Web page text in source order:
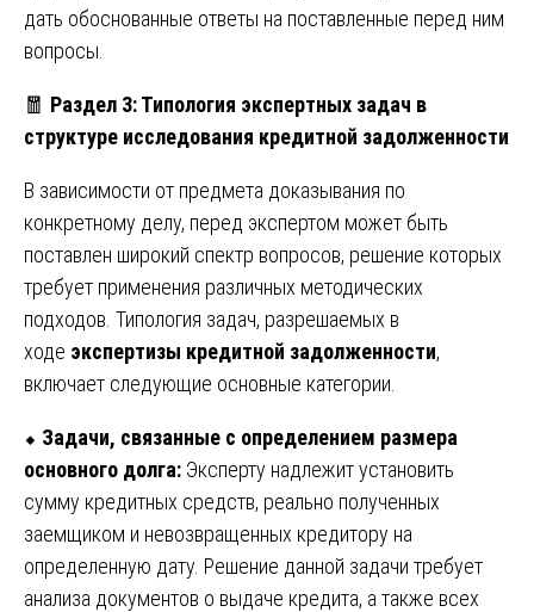
дать обоснованные ответы на поставленные перед ним
вопросы.
🧧 Раздел 3: Типология экспертных задач в
структуре исследования кредитной задолженности
В зависимости от предмета доказывания по
конкретному делу, перед экспертом может быть
поставлен широкий спектр вопросов, решение которых
требует применения различных методических
подходов. Типология задач, разрешаемых в
ходе экспертизы кредитной задолженности,
включает следующие основные категории.
⬥ Задачи, связанные с определением размера
основного долга: Эксперту надлежит установить
сумму кредитных средств, реально полученных
заемщиком и невозвращенных кредитору на
определенную дату. Решение данной задачи требует
анализа документов о выдаче кредита, а также всех